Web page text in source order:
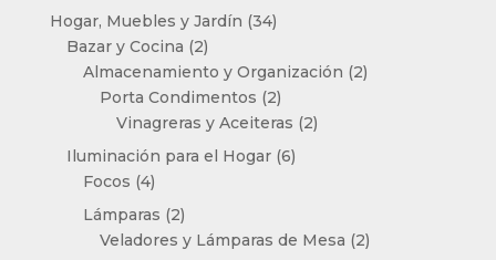
productos
Hogar, Muebles y Jardín 3434
Bazar y Cocina 22
productos
Almacenamiento y Organización 22
Porta Condimentos 22
productos
Vinagreras y Aceiteras 22
Iluminación para el Hogar 66
Focos 44
productos
Lámparas 22
productos
Veladores y Lámparas de Mesa 22